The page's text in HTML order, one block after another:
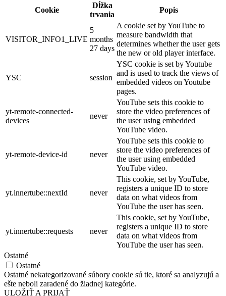
Cookie
Dĺžka
trvania
Popis
VISITOR_INFO1_LIVE
5
months
27 days
A cookie set by YouTube to
measure bandwidth that
determines whether the user gets
the new or old player interface.
YSC session
YSC cookie is set by Youtube
and is used to track the views of
embedded videos on Youtube
pages.
yt-remote-connected-
devices
never
YouTube sets this cookie to
store the video preferences of
the user using embedded
YouTube video.
yt-remote-device-id never
YouTube sets this cookie to
store the video preferences of
the user using embedded
YouTube video.
yt.innertube::nextId never
This cookie, set by YouTube,
registers a unique ID to store
data on what videos from
YouTube the user has seen.
yt.innertube::requests never
This cookie, set by YouTube,
registers a unique ID to store
data on what videos from
YouTube the user has seen.
Ostatné
Ostatné
Ostatné nekategorizované súbory cookie sú tie, ktoré sa analyzujú a
ešte neboli zaradené do žiadnej kategórie.
ULOŽIŤ A PRIJAŤ